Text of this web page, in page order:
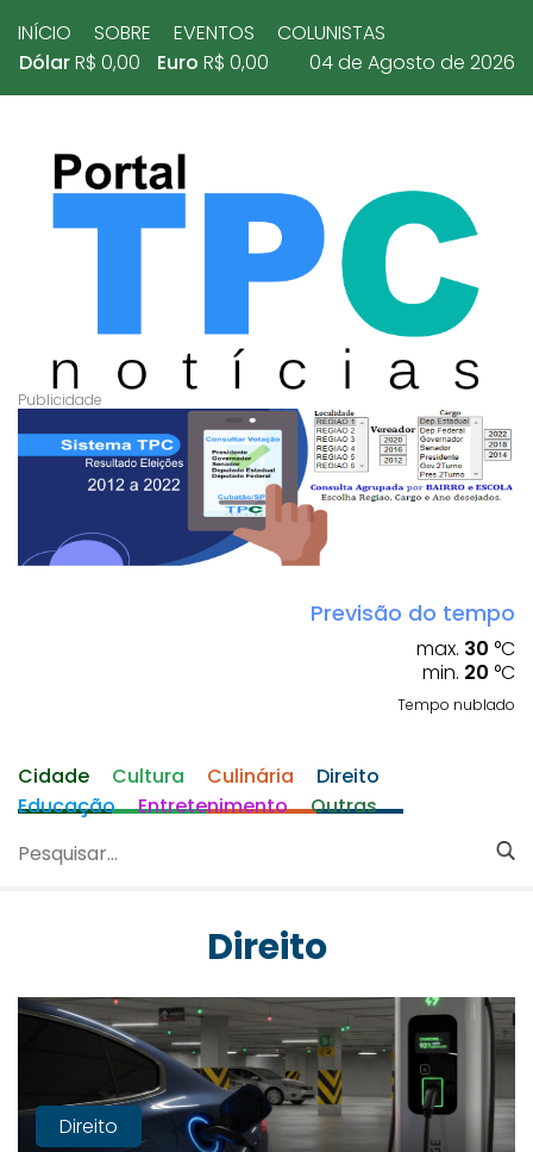
INÍCIO SOBRE EVENTOS
COLUNISTAS
DólarR$ 0,00 Euro R$ 0,00 04 de Agosto de 2026
Previsão do tempo
max. 30 °C
min. 20 °C
Tempo nublado
Cidade Cultura Culinária
Direito
Educação
Entretenimento Outras
Direito
Direito